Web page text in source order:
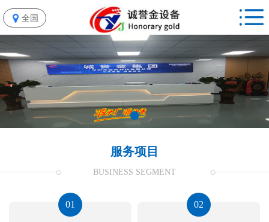
全国
服务项目
BUSINESS SEGMENT
01 02